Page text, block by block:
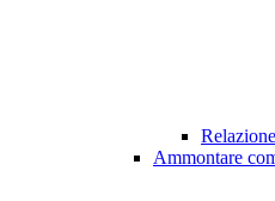
Ammontare